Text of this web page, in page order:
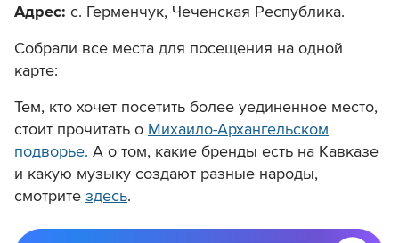
Адрес: с. Герменчук, Чеченская Республика.
Собрали все места для посещения на одной
карте:
Тем, кто хочет посетить более уединенное место,
стоит прочитать о Михаило-Архангельском
подворье. А о том, какие бренды есть на Кавказе
и какую музыку создают разные народы,
смотрите здесь.